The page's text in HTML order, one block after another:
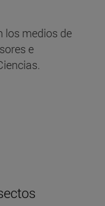
los medios de
e